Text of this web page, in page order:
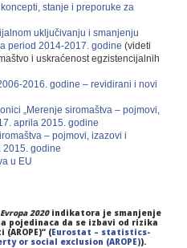
stanje i preporuke za
uključivanju i smanjenju
period 2014-2017. godine (videti
i uskraćenost egzistencijalnih
2016. godine – revidirani i novi
„Merenje siromaštva – pojmovi,
aprila 2015. godine
– pojmovi, izazovi i
2015. godine
u EU
Evropa 2020indikatora je smanjenje
pojedinaca da se izbavi od rizika
(Eurostat – statistics-
or social exclusion (AROPE)).